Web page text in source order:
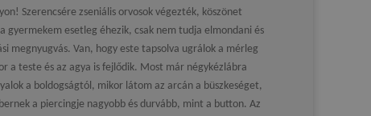
Szerencsére zseniális orvosok végezték, köszönet
esetleg éhezik, csak nem tudja elmondani és
megnyugvás. Van, hogy este tapsolva ugrálok a mérleg
a teste és az agya is fejlődik. Most már négykézlábra
a boldogságtól, mikor látom az arcán a büszkeséget,
a piercingje nagyobb és durvább, mint a button. Az